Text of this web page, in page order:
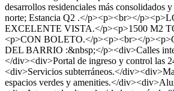
desarrollos residenciales más consolidados
norte; Estancia Q2 .</p><p><br></
EXCELENTE VISTA.</p><p>1500 M2
<p>CON BOLETO.</p><p><br></
DEL BARRIO :&nbsp;</p><div>Calles
</div><div>Portal de ingreso y control las
<div>Servicios subterráneos.</
espacios verdes y amenities.</